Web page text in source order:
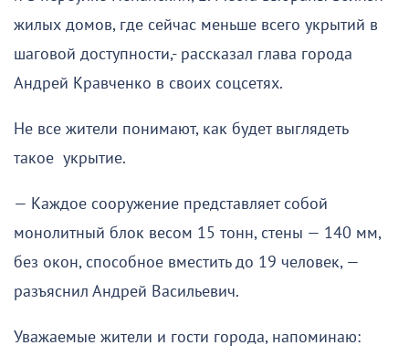
жилых домов, где сейчас меньше всего укрытий в
шаговой доступности,- рассказал глава города
Андрей Кравченко в своих соцсетях.
Не все жители понимают, как будет выглядеть
такое укрытие.
— Каждое сооружение представляет собой
монолитный блок весом 15 тонн, стены — 140 мм,
без окон, способное вместить до 19 человек, —
разъяснил Андрей Васильевич.
Уважаемые жители и гости города, напоминаю: